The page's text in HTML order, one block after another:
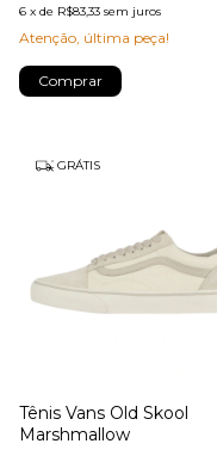
6 x de R$83,33 sem juros
Atenção, última peça!
Comprar
GRÁTIS
Tênis Vans Old Skool
Marshmallow